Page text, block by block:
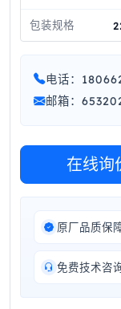
包装规格
电话：
邮箱：
在线询
原厂品质保
免费技术咨